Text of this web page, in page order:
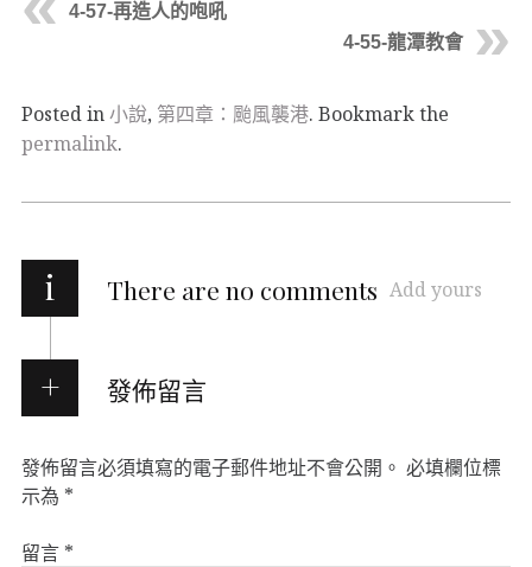
4-57-再造人的咆吼
4-55-龍潭教會
Posted in小說, 第四章：颱風襲港. Bookmark the
permalink.
i There are no comments Add yours
發佈留言
發佈留言必須填寫的電子郵件地址不會公開。 必填欄位標
示為 *
留言 *